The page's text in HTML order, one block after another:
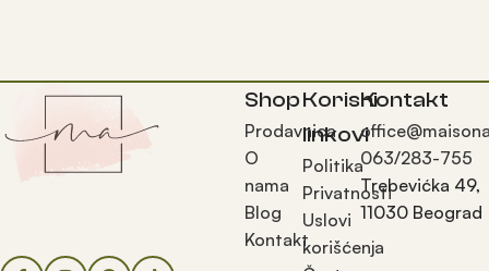
Shop
Prodavnica
O
nama
Blog
Kontakt
Korisni
linkovi
Politika
Privatnosti
Uslovi
korišćenja
Kontakt
063/283-755
Trebevićka 49,
11030 Beograd